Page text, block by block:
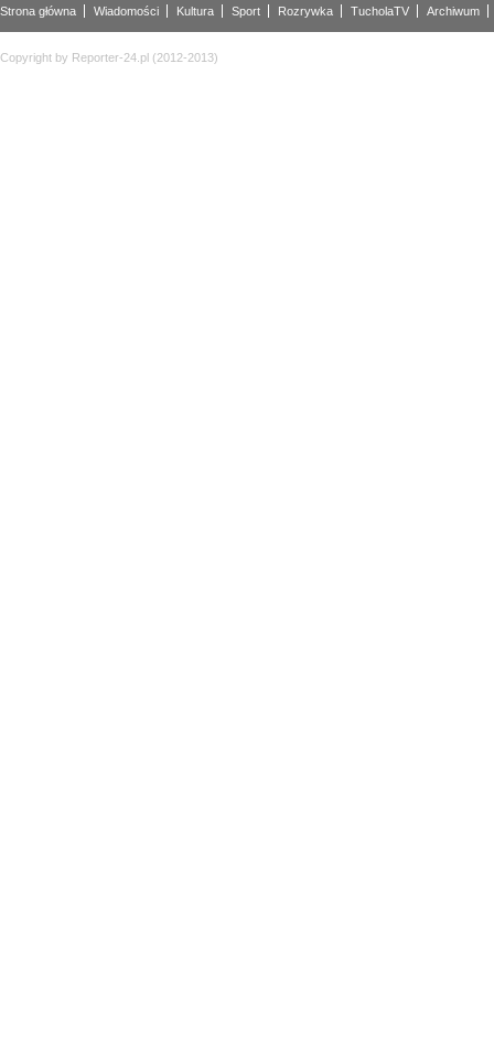
Strona główna Wiadomości Kultura Sport Rozrywka TucholaTV Archiwum
Copyright by Reporter-24.pl (2012-2013)